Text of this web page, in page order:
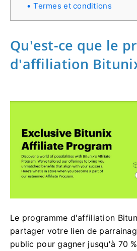
Termes et conditions
Qu'est-ce que le
d'affiliation
Le programme d'affiliation
partager votre lien de
public pour gagner jusqu'à 70